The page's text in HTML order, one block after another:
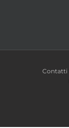
Contatti